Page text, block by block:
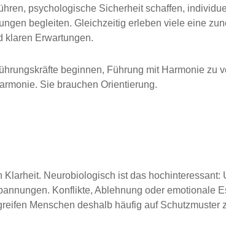
psychologische Sicherheit schaffen,
begleiten. Gleichzeitig erleben viele eine
klaren Erwartungen.
beginnen, Führung mit Harmonie zu
Sie brauchen Orientierung.
Klarheit. Neurobiologisch ist das hochinteressant:
Konflikte, Ablehnung oder emotionale
Menschen deshalb häufig auf Schutzmuster